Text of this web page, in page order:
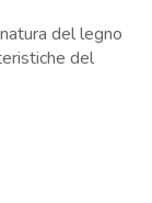
del legno
del